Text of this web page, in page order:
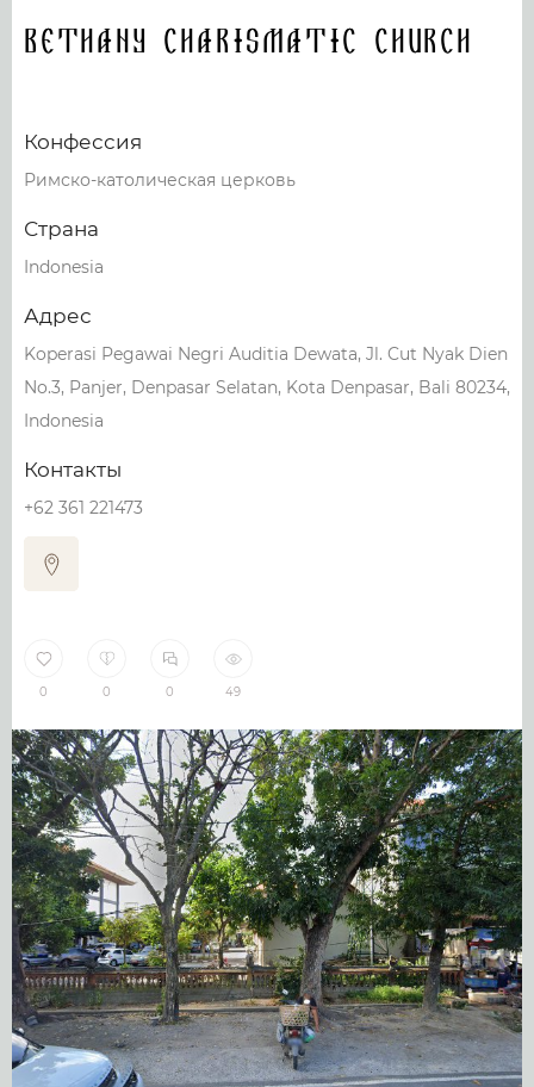
Bethany Charismatic Church
Конфессия
Римско-католическая церковь
Страна
Indonesia
Адрес
Koperasi Pegawai Negri Auditia Dewata, Jl. Cut Nyak Dien
No.3, Panjer, Denpasar Selatan, Kota Denpasar, Bali 80234,
Indonesia
Контакты
+62 361 221473
0 0 0 49